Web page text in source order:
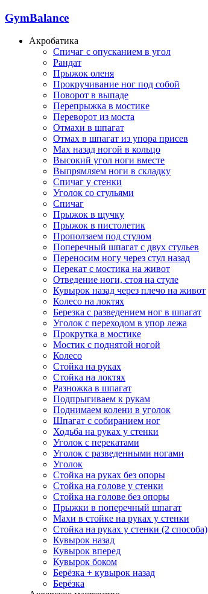
GymBalance
Акробатика
Спичаг с опусканием в угол
Рандат
Прыжок оленя
Прокручивание ног под собой
Поворот в выпаде
Перепрыжка в мостике
Переворот из моста
Отмахи в шпагат
Отмах в шпагат из упора присев
Мах назад ногой в кольцо
Высокий угол ноги вместе
Выпрямляем ноги в складку
Спичаг у стенки
Уголок со стульями
Спичаг
Прыжок в щучку
Прыжок в пистолетик
Проползаем под стулом
Поперечный шпагат с двух стульев
Переносим ногу через стул назад
Перекат с мостика на живот
Отведение ноги, стоя на стуле
Кувырок назад через плечо на живот
Колесо на локтях
Березка с разведением ног в шпагат
Уголок с переходом в упор лежа
Прокрутка в мостике
Мостик с поднятой ногой
Колесо
Стойка на руках
Стойка на локтях
Разножка в шпагат
Подпрыгиваем к рукам
Поднимаем колени в уголок
Шпагат с собиранием ног
Ходьба на руках у стенки
Уголок с перекатами
Уголок с разведенными ногами
Уголок
Стойка на руках без опоры
Стойка на голове у стенки
Стойка на голове без опоры
Прыжки в поперечный шпагат
Махи в стойке на руках у стенки
Стойка на руках у стенки (2 способа)
Кувырок назад
Кувырок вперед
Кувырок боком
Берёзка + кувырок назад
Берёзка